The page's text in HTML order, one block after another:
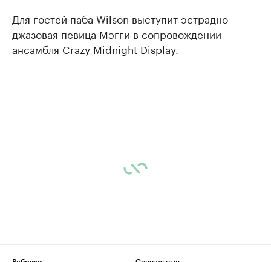
Для гостей паба Wilson выступит эстрадно-
джазовая певица Мэгги в сопровождении
ансамбля Crazy Midnight Display.